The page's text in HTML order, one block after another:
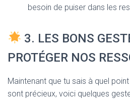
besoin de puiser dans les
3. LES BONS
PROTÉGER NOS
Maintenant que tu sais à quel
sont précieux, voici quelques